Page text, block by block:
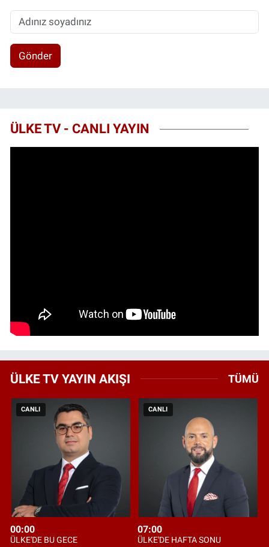
Gönder
ÜLKE TV - CANLI YAYIN
ÜLKE TV YAYIN AKIŞI TÜMÜ
CANLI
00:00
ÜLKE'DE BU GECE
CANLI
07:00
ÜLKE'DE HAFTA SONU